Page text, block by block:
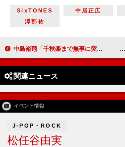
SixTONES 中居正広
澤部佑
中島裕翔「千秋楽まで無事に突っ走りたい」 堤真一「この子がセンターじゃないってどういうことよ」
関連ニュース
J-POP・ROCK
松任谷由実